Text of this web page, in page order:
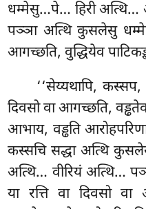
धम्मेसु…पे… हिरी अत्थि…
पञ्ञा अत्थि कुसलेसु
आगच्छति, वुद्धियेव
‘‘सेय्यथापि,
दिवसोवा आगच्छति,
आभाय, वड्ढति
कस्सचि सद्धा अत्थि
अत्थि… वीरियं अत्थि…
या रत्ति वा दिवसो वा